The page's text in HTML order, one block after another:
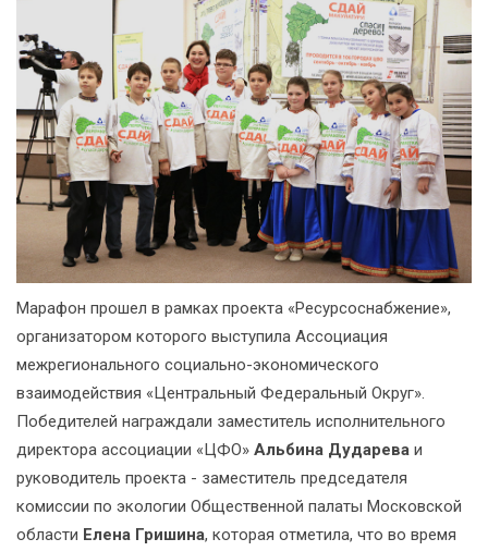
Марафон прошел в рамках проекта «Ресурсоснабжение»,
организатором которого выступила Ассоциация
межрегионального социально-экономического
взаимодействия «Центральный Федеральный Округ».
Победителей награждали заместитель исполнительного
директора ассоциации «ЦФО» Альбина Дударева и
руководитель проекта - заместитель председателя
комиссии по экологии Общественной палаты Московской
области Елена Гришина, которая отметила, что во время